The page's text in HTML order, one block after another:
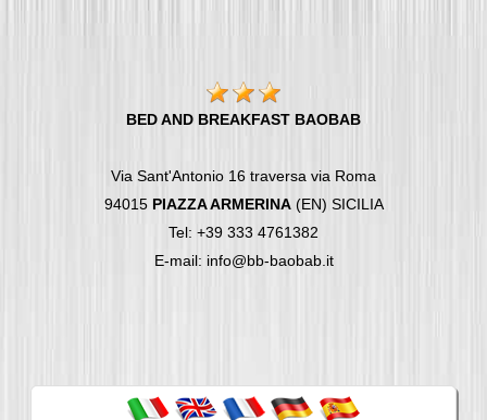
BED AND BREAKFAST BAOBAB
Via Sant'Antonio 16 traversa via Roma
94015 PIAZZA ARMERINA(EN) SICILIA
Tel: +39 333 4761382
E-mail: info@bb-baobab.it